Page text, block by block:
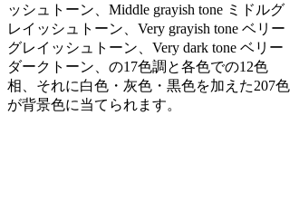
ッシュトーン、Middle grayish tone ミドルグ
レイッシュトーン、Very grayish tone ベリー
グレイッシュトーン、Very dark tone ベリー
ダークトーン、の17色調と各色での12色
相、それに白色・灰色・黒色を加えた207色
が背景色に当てられます。